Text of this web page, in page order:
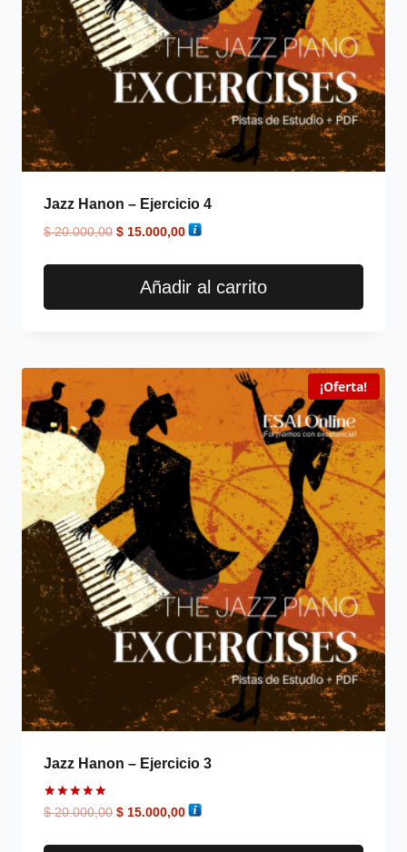
Jazz Hanon – Ejercicio 4
$20.000,00 $ 15.000,00
Añadir al carrito
¡Oferta!
Jazz Hanon – Ejercicio 3
Valorado
en
de 5
$20.000,00 $ 15.000,00